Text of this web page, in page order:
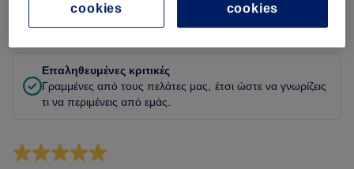
Αξιολόγηση Φίλτρα με βάση βαθμολογία
Επαληθευμένες κριτικές
Γραμμένες από τους πελάτες μας, έτσι ώστε να γνωρίζεις
τι να περιμένεις από εμάς.
cookies
cookies